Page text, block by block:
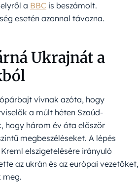
a BBC is beszámolt.
esetén azonnal távozna.
Ukrajnát a
vívnak azóta, hogy
a múlt héten Szaúd-
hogy három év óta először
megbeszéléseket. A lépés
elszigetelésére irányuló
az ukrán és az európai vezetőket,
meg.